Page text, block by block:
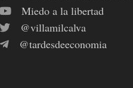
Miedo a la libertad
@villamilcalva
@tardesdeeconomia